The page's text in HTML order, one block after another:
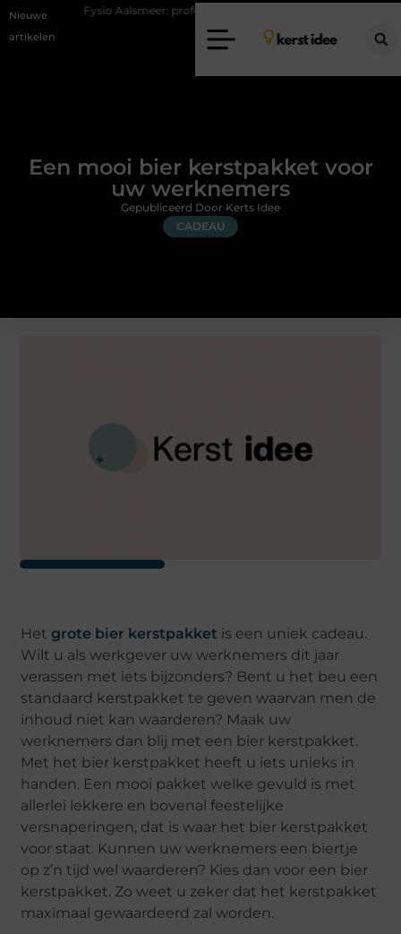
Nieuwe
artikelen
Aalsmeer: professionele hulp bij pijn en bewegingsklachten
Een mooi bier kerstpakket voor
uw werknemers
CADEAU
Gepubliceerd Door Kerts Idee
Hetgrote bier kerstpakket is een uniek cadeau.
Wilt u als werkgever uw werknemers dit jaar
verassen met iets bijzonders? Bent u het beu een
standaard kerstpakket te geven waarvan men de
inhoud niet kan waarderen? Maak uw
werknemers dan blij met een bier kerstpakket.
Met het bier kerstpakket heeft u iets unieks in
handen. Een mooi pakket welke gevuld is met
allerlei lekkere en bovenal feestelijke
versnaperingen, dat is waar het bier kerstpakket
voor staat. Kunnen uw werknemers een biertje
op z’n tijd wel waarderen? Kies dan voor een bier
kerstpakket. Zo weet u zeker dat het kerstpakket
maximaal gewaardeerd zal worden.